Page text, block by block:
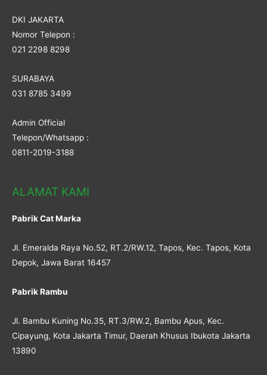
DKI JAKARTA
Nomor Telepon :
021 2298 8298
SURABAYA
031 8785 3499
Admin Official
Telepon/Whatsapp :
0811-2019-3188
ALAMAT KAMI
Pabrik Cat Marka
Jl. Emeralda Raya No.52, RT.2/RW.12, Tapos, Kec. Tapos, Kota
Depok, Jawa Barat 16457
Pabrik Rambu
Jl. Bambu Kuning No.35, RT.3/RW.2, Bambu Apus, Kec.
Cipayung, Kota Jakarta Timur, Daerah Khusus Ibukota Jakarta
13890